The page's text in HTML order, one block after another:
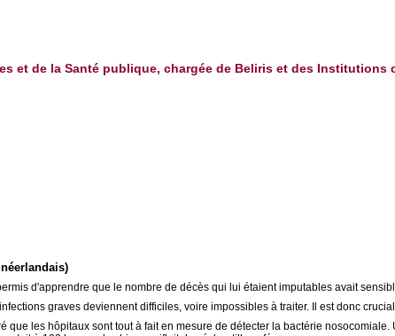
et de la Santé publique, chargée de Beliris et des Institutions
d'apprendre que le nombre de décès qui lui étaient imputables avait
graves deviennent difficiles, voire impossibles à traiter. Il est donc
les hôpitaux sont tout à fait en mesure de détecter la bactérie